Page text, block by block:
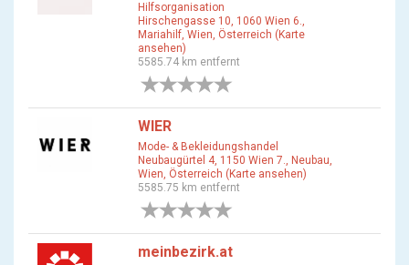
Hilfsorganisation
Hirschengasse 10, 1060 Wien 6.,
Mariahilf, Wien, Österreich (Karte
ansehen)
5585.74 km entfernt
WIER
Mode- & Bekleidungshandel
Neubaugürtel 4, 1150 Wien 7., Neubau,
Wien, Österreich (Karte ansehen)
5585.75 km entfernt
meinbezirk.at